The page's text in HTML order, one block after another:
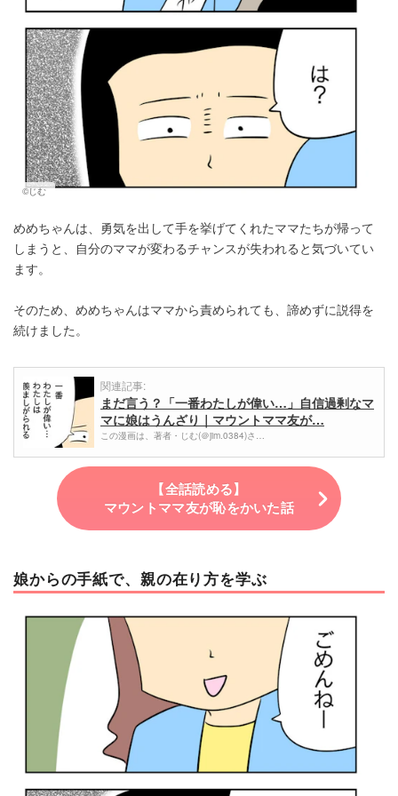
©じむ
めめちゃんは、勇気を出して手を挙げてくれたママたちが帰って
しまうと、自分のママが変わるチャンスが失われると気づいてい
ます。
そのため、めめちゃんはママから責められても、諦めずに説得を
続けました。
関連記事:
まだ言う？「一番わたしが偉い…」自信過剰なマ
マに娘はうんざり｜マウントママ友が…
この漫画は、著者・じむ(＠jim.0384)さ…
【全話読める】
マウントママ友が恥をかいた話
娘からの手紙で、親の在り方を学ぶ